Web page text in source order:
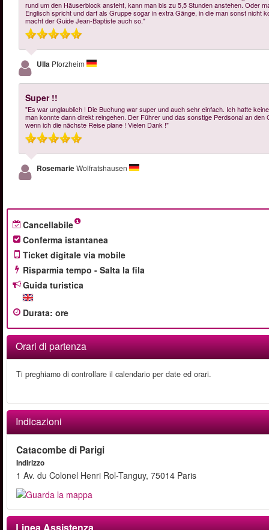
rund um den Häuserblock ansteht, kann man bis zu 5,5 Stunden anstehen. Oder
Englisch spricht und darf als Gruppe sogar in extra Gänge, in die man sonst
macht der Guide Jean-Baptiste auch so."
Ulla Pforzheim
Super !!
"Es war unglaublich ! Die Buchung war super und auch sehr einfach. Ich hatte
man konnte dann direkt reingehen. Der Führer und das sonstige Perdsonal an
wenn ich die nächste Reise plane ! Vielen Dank !"
RosemarieWolfratshausen
Cancellabile
Conferma istantanea
Ticket digitale via mobile
Risparmia tempo - Salta la fila
Guida turistica
Durata: ore
Orari di partenza
Ti preghiamo di controllare il calendario per date ed orari.
Indicazioni
Catacombe di Parigi
Indirizzo
1 Av. du Colonel Henri Rol-Tanguy, 75014 Paris